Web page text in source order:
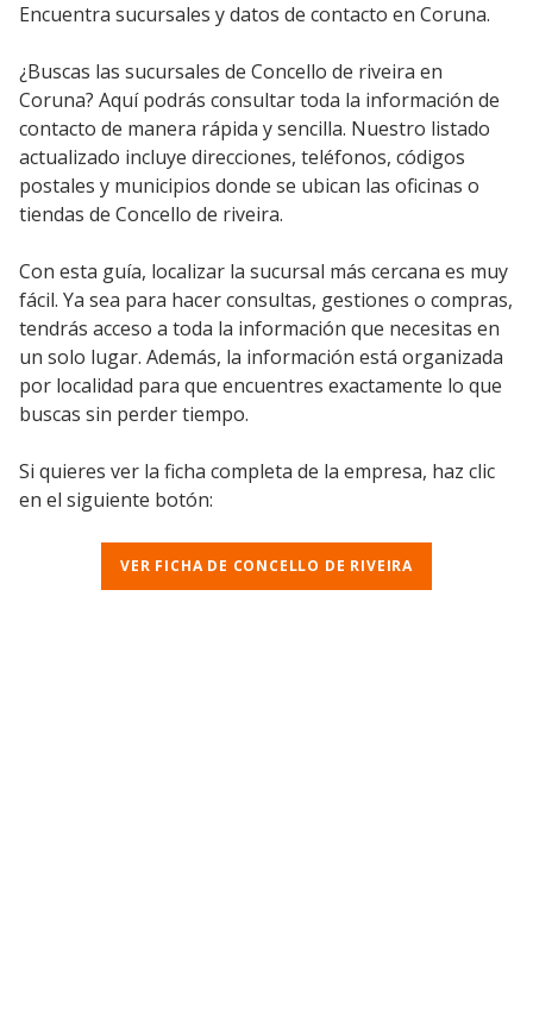
Encuentra sucursales y datos de contacto en Coruna.
¿Buscas las sucursales de Concello de riveira en
Coruna? Aquí podrás consultar toda la información de
contacto de manera rápida y sencilla. Nuestro listado
actualizado incluye direcciones, teléfonos, códigos
postales y municipios donde se ubican las oficinas o
tiendas de Concello de riveira.
Con esta guía, localizar la sucursal más cercana es muy
fácil. Ya sea para hacer consultas, gestiones o compras,
tendrás acceso a toda la información que necesitas en
un solo lugar. Además, la información está organizada
por localidad para que encuentres exactamente lo que
buscas sin perder tiempo.
Si quieres ver la ficha completa de la empresa, haz clic
en el siguiente botón:
VER FICHA DE CONCELLO DE RIVEIRA